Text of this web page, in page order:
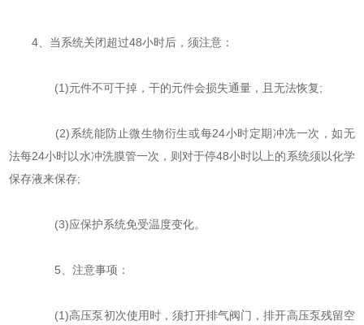
4、当系统关闭超过48小时后，须注意：
(1)元件不可干掉，干的元件会损失通量，且无法恢复;
(2)系统能防止微生物衍生或每24小时定期冲冼一次，如无
法每24小时以水冲洗膜管一次，则对于停48小时以上的系统须以化学
保存液来保存;
(3)应保护系统免受温度变化。
5、注意事项：
(1)高压泵初次使用时，须打开排气阀门，排开高压泵残留空